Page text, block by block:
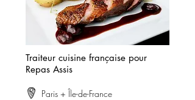
Traiteur cuisine française pour
Repas Assis
Paris + Île-de-France